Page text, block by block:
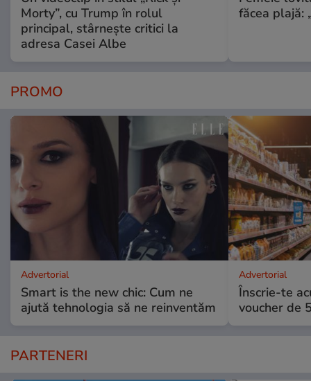
Morty”, cu Trump în rolul
principal, stârnește critici la
adresa Casei Albe
făcea plajă:
PROMO
Advertorial
Smart is the new chic: Cum ne
ajută tehnologia să ne reinventăm
Advertorial
Înscrie-te
voucher de
PARTENERI